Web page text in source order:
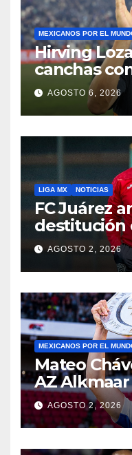
MEXICANOS POR EL
Hirving
canchas
AGOSTO 6, 2026
LIGA MX NOTICIAS
FC Juárez
destitución
Caixinha
AGOSTO 2, 2026
MEXICANOS POR EL
Mateo
AZ
de Países
AGOSTO 2, 2026